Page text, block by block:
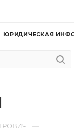
ЮРИДИЧЕСКАЯ
—